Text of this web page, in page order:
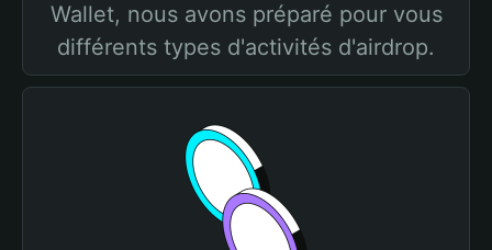
Wallet, nous avons préparé pour vous
différents types d'activités d'airdrop.